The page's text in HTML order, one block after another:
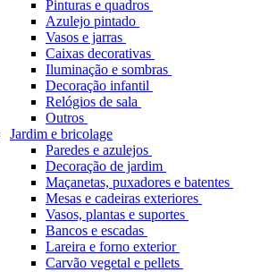
Pinturas e quadros
Azulejo pintado
Vasos e jarras
Caixas decorativas
Iluminação e sombras
Decoração infantil
Relógios de sala
Outros
Jardim e bricolage
Paredes e azulejos
Decoração de jardim
Maçanetas, puxadores e batentes
Mesas e cadeiras exteriores
Vasos, plantas e suportes
Bancos e escadas
Lareira e forno exterior
Carvão vegetal e pellets